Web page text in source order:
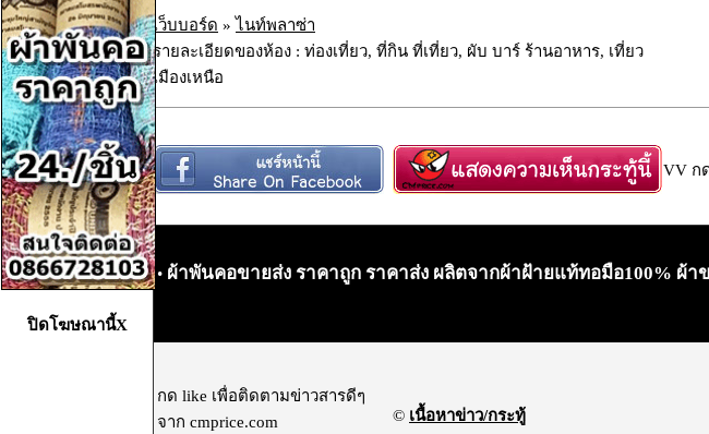
เว็บบอร์ด » ไนท์พลาซ่า
รายละเอียดของห้อง : ท่องเที่ยว, ที่กิน ที่เที่ยว, ผับ บาร์ ร้านอาหาร, เที่ยว
เมืองเหนือ
VV ก
• ผ้าพันคอขายส่ง ราคาถูก ราคาส่ง ผลิตจากผ้าฝ้ายแท้ทอมือ100% ผ้า
กด like เพื่อติดตามข่าวสารดีๆ
จาก cmprice.com
© เนื้อหาข่าว/กระทู้
ปิดโฆษณานี้X